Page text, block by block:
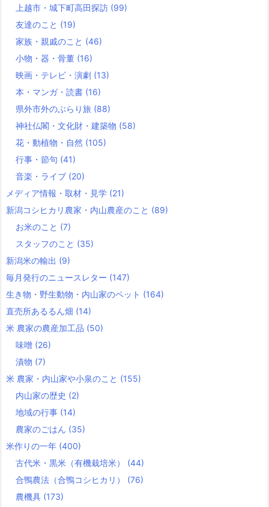
上越市・城下町高田探訪 (99)
友達のこと (19)
家族・親戚のこと (46)
小物・器・骨董 (16)
映画・テレビ・演劇 (13)
本・マンガ・読書 (16)
県外市外のぶらり旅 (88)
神社仏閣・文化財・建築物 (58)
花・動植物・自然 (105)
行事・節句 (41)
音楽・ライブ (20)
メディア情報・取材・見学 (21)
新潟コシヒカリ農家・内山農産のこと (89)
お米のこと (7)
スタッフのこと (35)
新潟米の輸出 (9)
毎月発行のニュースレター (147)
生き物・野生動物・内山家のペット (164)
直売所あるるん畑 (14)
米 農家の農産加工品 (50)
味噌 (26)
漬物 (7)
米 農家・内山家や小泉のこと (155)
内山家の歴史 (2)
地域の行事 (14)
農家のごはん (35)
米作りの一年 (400)
古代米・黒米（有機栽培米） (44)
合鴨農法（合鴨コシヒカリ） (76)
農機具 (173)